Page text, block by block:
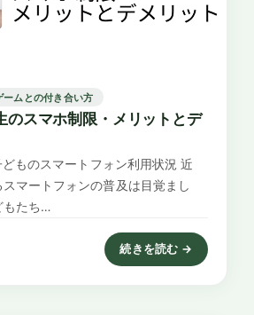
ームとの付き合い方
のスマホ制限・メリットとデ
ものスマートフォン利用状況 近
マートフォンの普及は目覚まし
もたち…
続きを読む →
: 小学生、中学生のスマ